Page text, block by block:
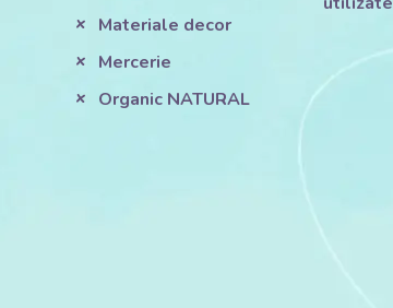
Materiale decor
Mercerie
Organic NATURAL